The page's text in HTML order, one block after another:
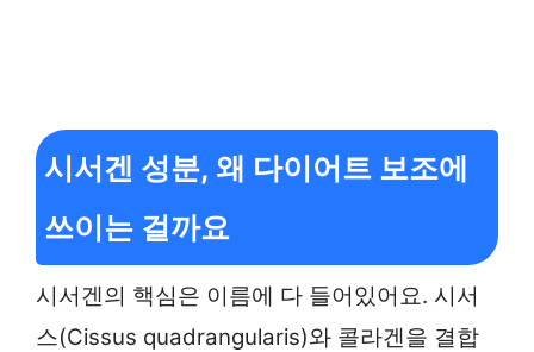
시서겐 성분, 왜 다이어트 보조에
쓰이는 걸까요
시서겐의 핵심은 이름에 다 들어있어요. 시서
스(Cissus quadrangularis)와 콜라겐을 결합